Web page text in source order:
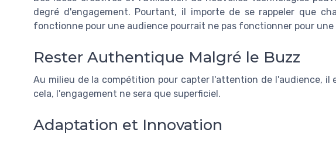
degré d'engagement. Pourtant, il importe de se rappeler que
fonctionne pour une audience pourrait ne pas fonctionner pour une
Rester Authentique Malgré le Buzz
Au milieu de la compétition pour capter l'attention de l'audience, il
cela, l'engagement ne sera que superficiel.
Adaptation et Innovation